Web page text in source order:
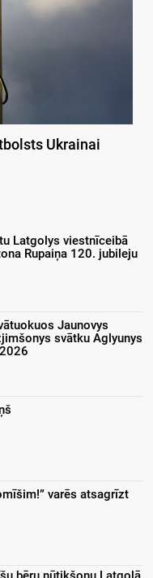
Ukrainai
Latgolys viestnīceibā
Rupaiņa 120. jubileju
Jaunovys
svātku Aglyunys
varēs atsagrīzt